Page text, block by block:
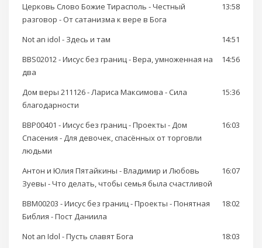
Церковь Слово Божие Тирасполь - Честный
разговор - От сатанизма к вере в Бога
13:58
Not an idol - Здесь и там
14:51
BBS02012 - Иисус без границ - Вера, умноженная на
два
14:56
Дом веры 211126 - Лариса Максимова - Сила
благодарности
15:36
BBP00401 - Иисус без границ - Проекты - Дом
Спасения - Для девочек, спасённых от торговли
людьми
16:03
Антон и Юлия Пятайкины - Владимир и Любовь
Зуевы - Что делать, чтобы семья была счастливой
16:07
BBM00203 - Иисус без границ - Проекты - Понятная
Библия - Пост Даниила
18:02
Not an Idol - Пусть славят Бога 18:03